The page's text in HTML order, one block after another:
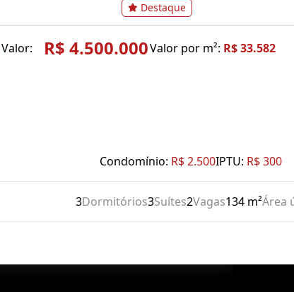
Destaque
Valor: R$ 4.500.000Valor por m²: R$ 33.582
Condomínio: R$ 2.500IPTU: R$ 300
3Dormitórios3Suítes2Vagas134 m²Área